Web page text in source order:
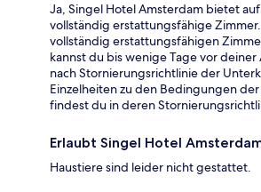
Ja, Singel Hotel Amsterdam bietet
vollständig erstattungsfähige
vollständig erstattungsfähigen
kannst du bis wenige Tage vor
nach Stornierungsrichtlinie der
Einzelheiten zu den Bedingungen
findest du in deren
Erlaubt Singel Hotel
Haustiere sind leider nicht gestattet.